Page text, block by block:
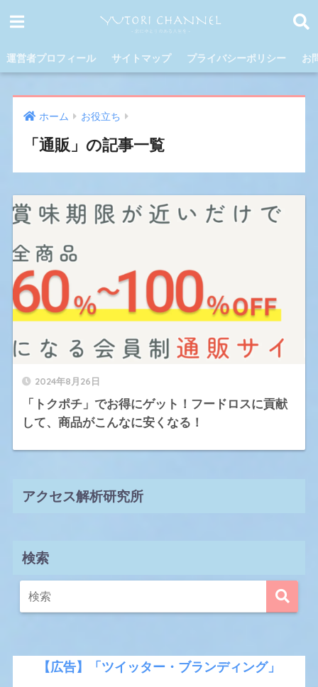
運営者プロフィール サイトマップ プライバシーポリシー お
ホーム お役立ち
「通販」の記事一覧
2024年8月26日
「トクポチ」でお得にゲット！フードロスに貢献
して、商品がこんなに安くなる！
アクセス解析研究所
検索
【広告】「ツイッター・ブランディング」